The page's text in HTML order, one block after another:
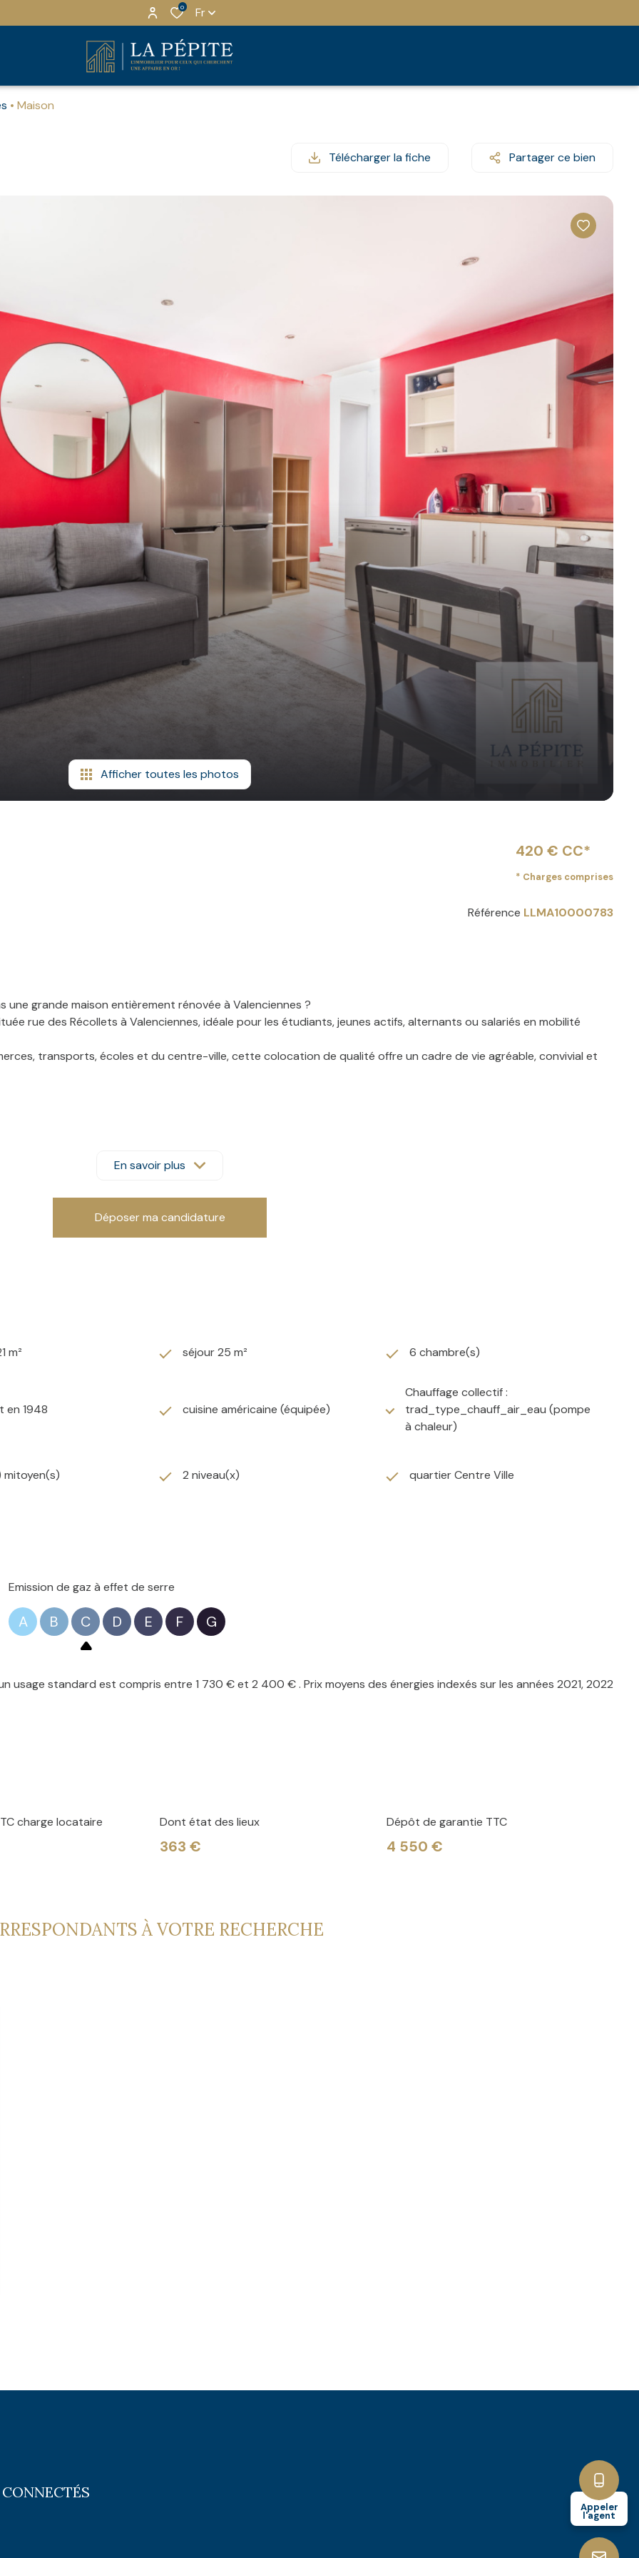
0 Fr
Maison
Appeler
l'agent
Télécharger la fiche Partager ce bien
Afficher toutes les photos
420 € CC*
* Charges comprises
Référence LLMA10000783
grande maison entièrement rénovée à Valenciennes ?
rue des Récollets à Valenciennes, idéale pour les étudiants, jeunes actifs, alternants ou salariés en mobilité
transports, écoles et du centre-ville, cette colocation de qualité offre un cadre de vie agréable, convivial et
électroménager, rangements et espace repas.
et convivialité à l'ensemble des colocataires.
comprises.
comprises.
Loué.
En savoir plus
Déposer ma candidature
m² séjour 25 m² 6 chambre(s)
en 1948 cuisine américaine (équipée)
Chauffage collectif :
trad_type_chauff_air_eau (pompe
à chaleur)
mitoyen(s) 2 niveau(x) quartier Centre Ville
Emission de gaz à effet de serre
A B C D E F G
usage standard est compris entre 1 730 € et 2 400 € . Prix moyens des énergies indexés sur les années 2021, 2022
charge locataire Dont état des lieux
363 €
Dépôt de garantie TTC
4 550 €
À VOTRE RECHERCHE